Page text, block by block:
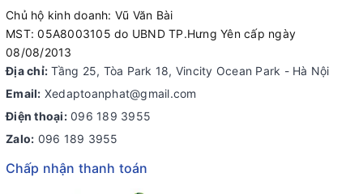
Chủ hộ kinh doanh: Vũ Văn Bài
MST: 05A8003105 do UBND TP.Hưng Yên cấp ngày
08/08/2013
Địa chỉ: Tầng 25, Tòa Park 18, Vincity Ocean Park - Hà Nội
Email: Xedaptoanphat@gmail.com
Điện thoại: 096 189 3955
Zalo: 096 189 3955
Chấp nhận thanh toán